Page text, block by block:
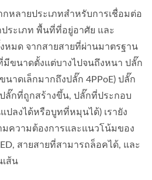
กหลายประเภทสำหรับการเชื่อมต่อ
ระเภท พื้นที่ที่อยู่อาศัย และ
หมด จากสายสายที่ผ่านมาตรฐาน
ขนาดตั้งแต่บางไปจนถึงหนา ปลั๊ก
นาดเล็กมากถึงปลั๊ก 4PPoE) ปลั๊ก
ลั๊กที่ถูกสร้างขึ้น, ปลั๊กที่ประกอบ
ปลงได้หรือบูทที่หมุนได้) เรายัง
ความต้องการและแนวโน้มของ
สายสายที่สามารถล็อคได้, และ
เส้น